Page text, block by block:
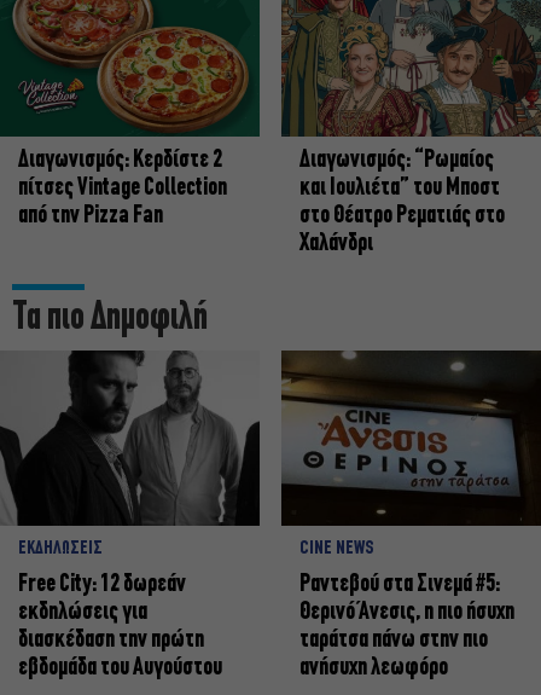
Διαγωνισμός: Κερδίστε 2
πίτσες Vintage Collection
από την Pizza Fan
Διαγωνισμός: “Ρωμαίος
και Ιουλιέτα” του Μποστ
στο Θέατρο Ρεματιάς στο
Χαλάνδρι
Τα πιο Δημοφιλή
ΕΚΔΗΛΩΣΕΙΣ
Free City: 12 δωρεάν
εκδηλώσεις για
διασκέδαση την πρώτη
εβδομάδα του Αυγούστου
CINE NEWS
Ραντεβού στα Σινεμά #5:
Θερινό Άνεσις, η πιο ήσυχη
ταράτσα πάνω στην πιο
ανήσυχη λεωφόρο